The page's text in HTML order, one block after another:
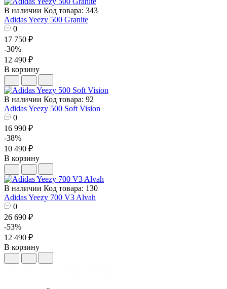
В наличии Код товара: 343
Adidas Yeezy 500 Granite
0
17 750 ₽
-30%
12 490 ₽
В корзину
В наличии Код товара: 92
Adidas Yeezy 500 Soft Vision
0
16 990 ₽
-38%
10 490 ₽
В корзину
В наличии Код товара: 130
Adidas Yeezy 700 V3 Alvah
0
26 690 ₽
-53%
12 490 ₽
В корзину